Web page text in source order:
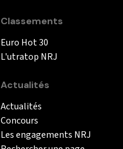
Classements
Euro Hot 30
L'utratop NRJ
Actualités
Actualités
Concours
Les engagements NRJ